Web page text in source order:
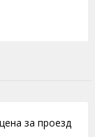
за проезд